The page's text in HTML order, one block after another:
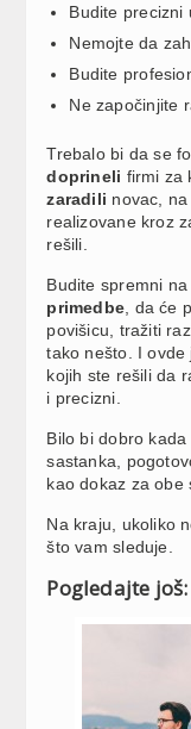
Budite precizni
Nemojte da
Budite
Ne započinjite
Trebalo bi da se
doprineli firmi za
zaradili novac,
realizovane kroz
rešili.
Budite spremni
primedbe , da će
povišicu, tražiti
tako nešto. I ovde
kojih ste rešili da
i precizni.
Bilo bi dobro kada
sastanka,
kao dokaz za obe
Na kraju, ukoliko
što vam sleduje.
Pogledajte još: